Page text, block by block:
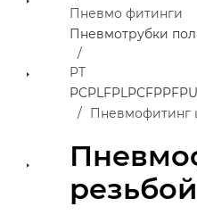
Пневмо фитинги
Пневмотрубки
PT
PCPLFPLPCFPPF
Пневмофитинг